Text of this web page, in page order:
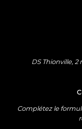
DS Thionville, 2
Complétez le